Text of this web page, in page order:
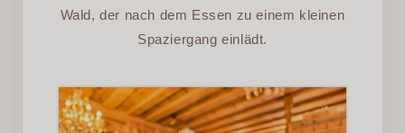
Wald, der nach dem Essen zu einem kleinen
Spaziergang einlädt.